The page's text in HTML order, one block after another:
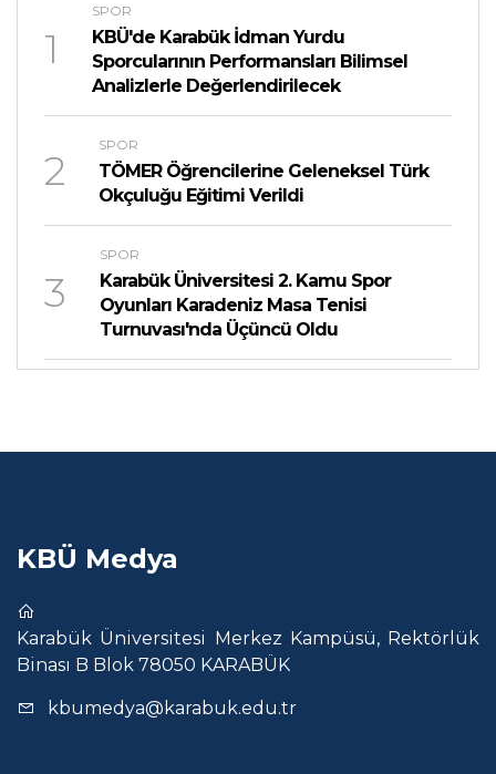
1
SPOR
KBÜ'de Karabük İdman Yurdu
Sporcularının Performansları Bilimsel
Analizlerle Değerlendirilecek
2
SPOR
TÖMER Öğrencilerine Geleneksel Türk
Okçuluğu Eğitimi Verildi
3
SPOR
Karabük Üniversitesi 2. Kamu Spor
Oyunları Karadeniz Masa Tenisi
Turnuvası'nda Üçüncü Oldu
KBÜ Medya
Karabük Üniversitesi Merkez Kampüsü, Rektörlük
Binası B Blok 78050 KARABÜK
kbumedya@karabuk.edu.tr